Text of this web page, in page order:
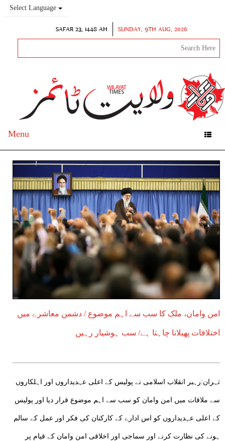
Select Language
SAFAR 23, 1448 AH SUNDAY, 9TH AUG, 2026
Toggle
Menu
امن وامان، ملک کا سب سے اہم موضوع / دشمن معاشرے میں
اختلافات پھیلانا چاہتا ہے/ سب ہوشیار رہیں
تہران:رہبر انقلاب اسلامی نے پولیس کے اعلی عہدیداروں اور اہلکاروں
سے ملاقات میں امن وامان کو سب سے اہم موضوع قرار دیا اور پولیس
کے اعلی عہدیداروں کو اس ادارے کے کارکنان کی فکر اور عمل کے سالم
ہونے کی نظارت کرنے اور سماجی اور اخلاقی امن وامان کے قیام پر